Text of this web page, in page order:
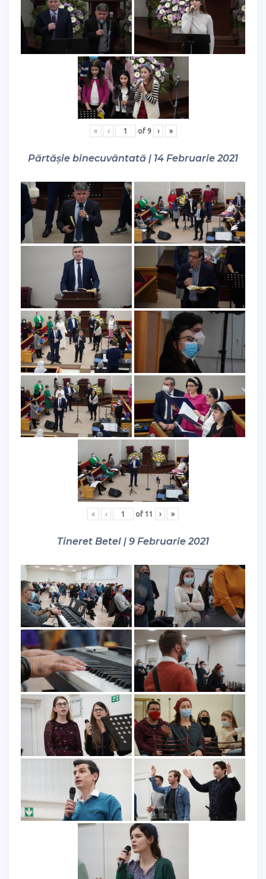
« ‹ of 9 › »
Părtășie binecuvântată | 14 Februarie 2021
« ‹ of 11 › »
Tineret Betel | 9 Februarie 2021